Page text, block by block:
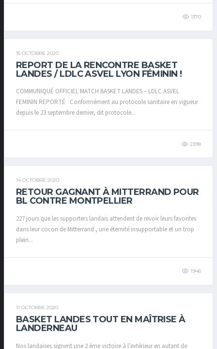
1370
15 OCTOBRE 2020
REPORT DE LA RENCONTRE BASKET
LANDES / LDLC ASVEL LYON FÉMININ !
COMMUNIQUÉ OFFICIEL MATCH BASKET LANDES – LDLC ASVEL
FEMININ REPORTÉ Conformément au protocole sanitaire en vigueur
depuis le 23 septembre dernier, dit protocole...
2398
14 OCTOBRE 2020
RETOUR GAGNANT À MITTERRAND POUR
BL CONTRE MONTPELLIER
227 jours que les supporters landais attendent de revoir leurs favorites
dans leur cocon de Mitterrand , une éternité insupportable et un trop
plein...
1946
11 OCTOBRE 2020
BASKET LANDES TOUT EN MAÎTRISE À
LANDERNEAU
Nos landaises signent une 2 ème victoire à l’extérieur en autant de